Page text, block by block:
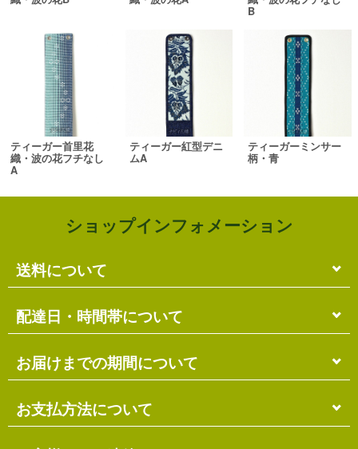
B
ティーガー首里花
織・波の花フチなし
A
ティーガー紅型デニ
ムA
ティーガーミンサー
柄・青
ショップインフォメーション
送料について
単品のみの場合
各商品に記載の送料となります。
複数商品の場合
ます。
送料には梱包料も含まれています。
配達日・時間帯について
配達日・配達時間帯のご指定は出来ません。
お届け先に投函される「ご不在連絡票」より再配達希
望日・時間帯のご指定が可能ですので、こちらをご利
用ください。
お届けまでの期間について
在庫がある場合
ご注文確認日より3営業日以内の発送となります。
お支払方法について